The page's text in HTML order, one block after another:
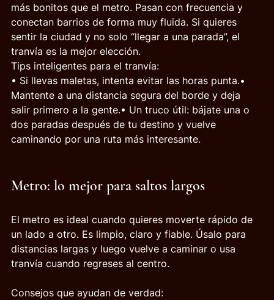
más bonitos que el metro. Pasan con frecuencia y
conectan barrios de forma muy fluida. Si quieres
sentir la ciudad y no solo “llegar a una parada”, el
tranvía es la mejor elección.
Tips inteligentes para el tranvía:
• Si llevas maletas, intenta evitar las horas punta.•
Mantente a una distancia segura del borde y deja
salir primero a la gente.• Un truco útil: bájate una o
dos paradas después de tu destino y vuelve
caminando por una ruta más interesante.
Metro: lo mejor para saltos largos
El metro es ideal cuando quieres moverte rápido de
un lado a otro. Es limpio, claro y fiable. Úsalo para
distancias largas y luego vuelve a caminar o usa
tranvía cuando regreses al centro.
Consejos que ayudan de verdad: